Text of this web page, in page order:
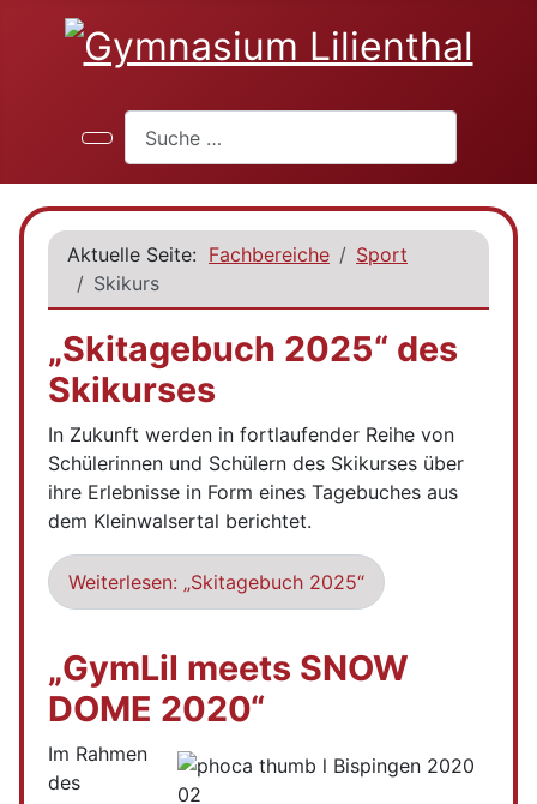
Aktuelle Seite: Fachbereiche
Sport
Skikurs
„Skitagebuch 2025“ des
Skikurses
In Zukunft werden in fortlaufender Reihe von
Schülerinnen und Schülern des Skikurses über
ihre Erlebnisse in Form eines Tagebuches aus
dem Kleinwalsertal berichtet.
Weiterlesen: „Skitagebuch 2025“
„GymLil meets SNOW
DOME 2020“
Im Rahmen
des